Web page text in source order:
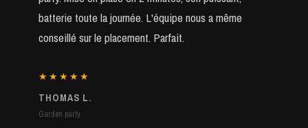
batterie toute la journée. L'équipe nous a même
conseillé sur le placement. Parfait.
★★★★★
THOMAS L.
Garden party